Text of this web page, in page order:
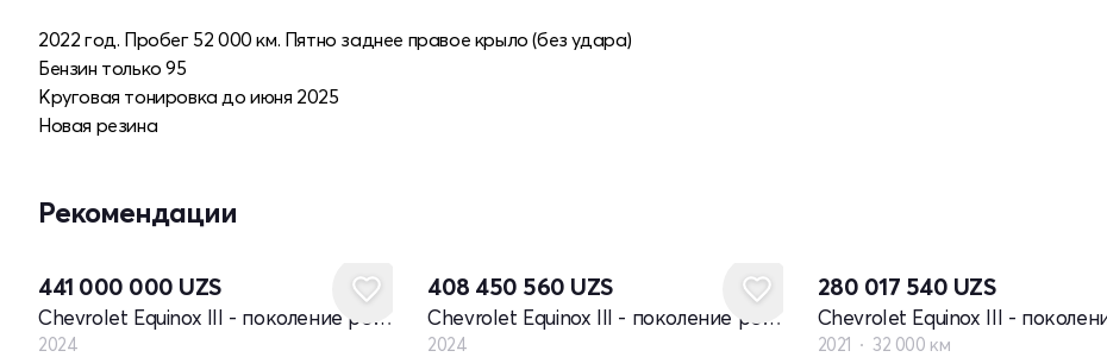
2022 год. Пробег 52 000 км. Пятно заднее правое крыло (без удара)
Бензин только 95
Круговая тонировка до июня 2025
Новая резина
Рекомендации
441 000 000 UZS
Chevrolet Equinox III - поколение рестайлинг
2024
408 450 560 UZS
Chevrolet Equinox III - поколение рестайлинг
2024
280 017 540 UZS
2021 32 000 км